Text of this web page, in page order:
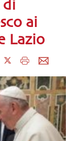
di
ai
Lazio